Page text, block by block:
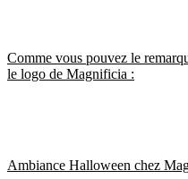
Comme vous pouvez le
le logo de Magnificia :
Ambiance Halloween chez